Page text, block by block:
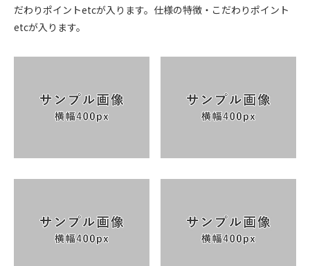
だわりポイントetcが入ります。仕様の特徴・こだわりポイント
etcが入ります。